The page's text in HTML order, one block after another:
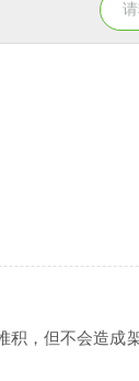
，但不会造成